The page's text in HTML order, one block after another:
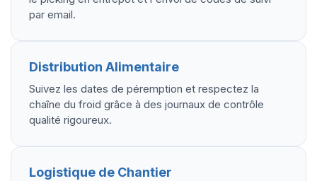
par email.
Distribution Alimentaire
Suivez les dates de péremption et respectez la
chaîne du froid grâce à des journaux de contrôle
qualité rigoureux.
Logistique de Chantier